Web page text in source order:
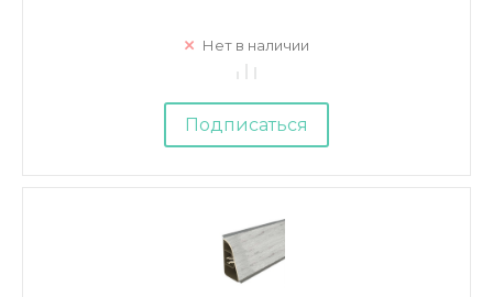
Нет в наличии
Подписаться